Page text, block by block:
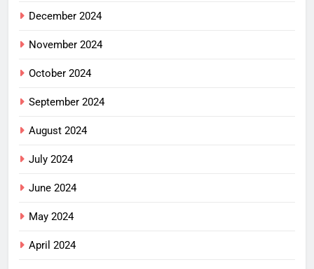
December 2024
November 2024
October 2024
September 2024
August 2024
July 2024
June 2024
May 2024
April 2024